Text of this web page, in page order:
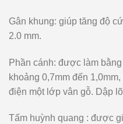
Gân khung: giúp tăng độ
2.0 mm.
Phần cánh: được làm bằng
khoảng 0,7mm đến 1,0mm,
điện một lớp vân gỗ. Dập
Tấm huỳnh quang : được